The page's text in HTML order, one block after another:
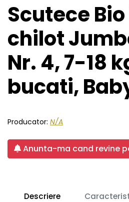
Scutece
chilot
Nr. 4, 7-18
bucati,
Producator: N/A
Anunta-ma cand revine
Descriere